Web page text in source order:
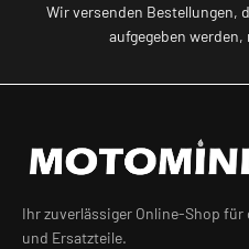
Wir versenden Bestellungen,
aufgegeben werden,
Ihr zuverlässiger Online-Shop
und Ersatzteile.